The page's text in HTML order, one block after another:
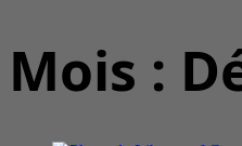
Mois :